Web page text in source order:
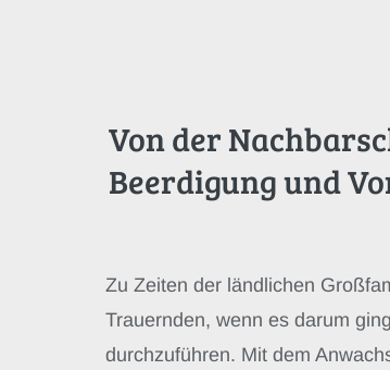
Von der
Beerdigung und
Zu Zeiten der ländlichen
Trauernden, wenn es darum
durchzuführen. Mit dem